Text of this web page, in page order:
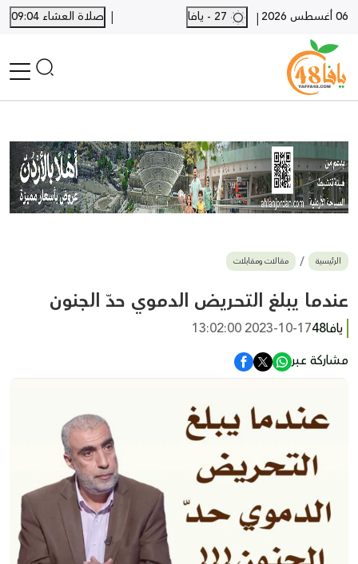
06 أغسطس 2026 |
| صلاة العشاء 09:04
أخبار محلية
أخبار يافا
SHORTS
أخبار اللد والرملة
بيع وشراء
أخبار القدس
وفيات
المزيد
الرئيسية مقالات ومقابلات
عندما يبلغ التحـريض الدموي حدّ الجنون
يافا48
2023-10-17 13:02:00
مشاركة عبر